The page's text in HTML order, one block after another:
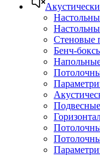
Стеновые
Бенч-